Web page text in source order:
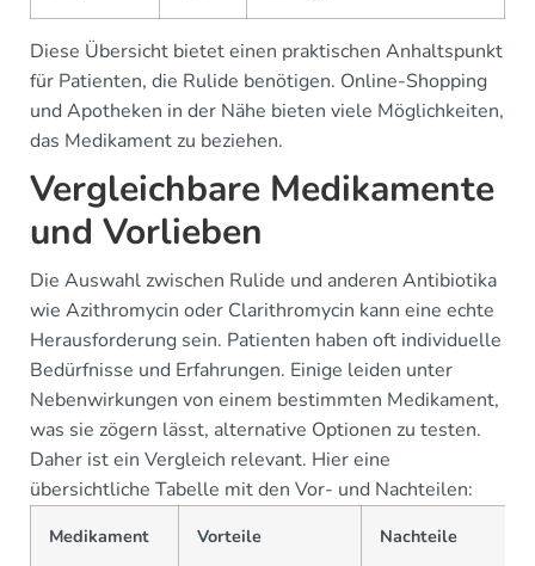
Diese Übersicht bietet einen praktischen Anhaltspunkt
für Patienten, die Rulide benötigen. Online-Shopping
und Apotheken in der Nähe bieten viele Möglichkeiten,
das Medikament zu beziehen.
Vergleichbare Medikamente
und Vorlieben
Die Auswahl zwischen Rulide und anderen Antibiotika
wie Azithromycin oder Clarithromycin kann eine echte
Herausforderung sein. Patienten haben oft individuelle
Bedürfnisse und Erfahrungen. Einige leiden unter
Nebenwirkungen von einem bestimmten Medikament,
was sie zögern lässt, alternative Optionen zu testen.
Daher ist ein Vergleich relevant. Hier eine
übersichtliche Tabelle mit den Vor- und Nachteilen:
Medikament Vorteile Nachteile